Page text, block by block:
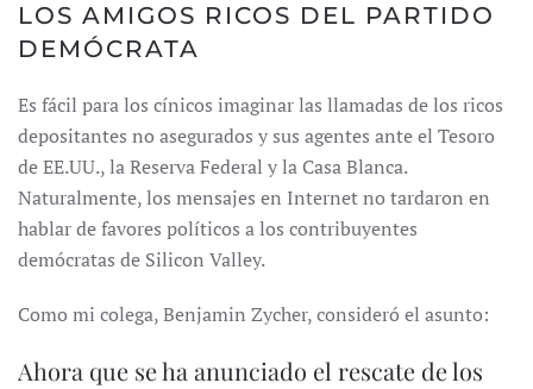
LOS AMIGOS RICOS DEL PARTIDO
DEMÓCRATA
Es fácil para los cínicos imaginar las llamadas de los ricos
depositantes no asegurados y sus agentes ante el Tesoro
de EE.UU., la Reserva Federal y la Casa Blanca.
Naturalmente, los mensajes en Internet no tardaron en
hablar de favores políticos a los contribuyentes
demócratas de Silicon Valley.
Como mi colega, Benjamin Zycher, consideró el asunto:
Ahora que se ha anunciado el rescate de los